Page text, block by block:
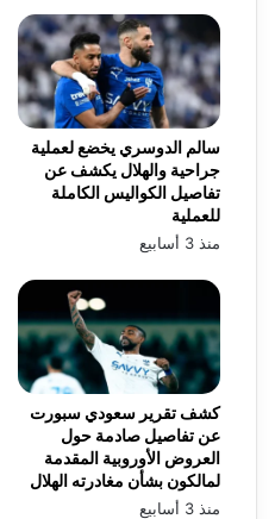
سالم الدوسري يخضع لعملية
جراحية والهلال يكشف عن
تفاصيل الكواليس الكاملة
للعملية
منذ 3 أسابيع
كشف تقرير سعودي سبورت
عن تفاصيل صادمة حول
العروض الأوروبية المقدمة
لمالكون بشأن مغادرته الهلال
منذ 3 أسابيع